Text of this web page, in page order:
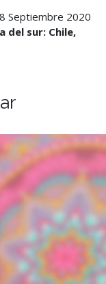
Septiembre 2020
del sur: Chile,